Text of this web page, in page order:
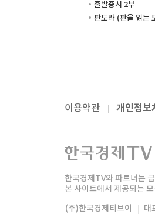
출발증시 2부
판도라 (판을 읽는
이용약관 개인정보
패밀리사이
한국경제TV
한경미디어그룹
모바일앱
한국경제TV와 파트너는
본 사이트에서 제공되는
(주)한국경제티브이
대